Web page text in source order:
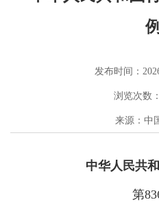
例
发布时间：
浏览次数：
来源：中
中华人民共
第